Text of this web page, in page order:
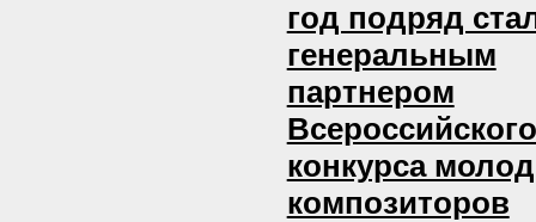
год подряд
генеральным
партнером
Всероссийского
конкурса
композиторов